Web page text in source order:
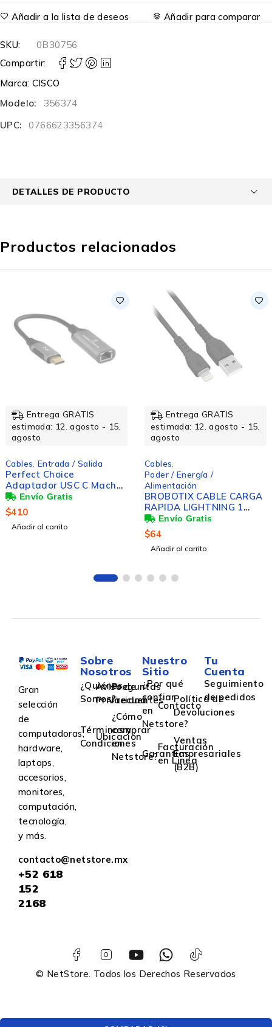
Añadir a la lista de deseos Añadir para comparar
SKU:
0B30756
Compartir:
Marca: CISCO
Modelo:
356374
UPC:
0766623356374
DETALLES DE PRODUCTO
Productos relacionados
Entrega GRATIS
estimada: 12. agosto - 15.
agosto
Cables Entrada / Salida
Perfect Choice
Adaptador USC C Macho
- RJ-45 Macho, Negro
$410
Añadir al carrito
Entrega GRATIS
estimada: 12. agosto - 15.
agosto
Cables
Poder / Energía /
Alimentación
BROBOTIX CABLE CARGA
RAPIDA LIGHTNING 1
METRO COLOR NEGRO ,
Compatible con Apple
iPad iPhone Celular
Telefono - Cable USB 1
Conector Lightning
$64
Añadir al carrito
Gran
selección
de
computadoras,
hardware,
laptops,
accesorios,
monitores,
computación,
tecnología,
y más.
contacto@netstore.mx
+52 618
152
2168
Sobre
Nosotros
¿Quiénes
Somos?
Aviso de
Privacidad
Preguntas
Frecuentes
Términos y
Condiciones
Ubicación
¿Cómo
comprar
en
Netstore?
Nuestro
Sitio
¿Por qué
confiar
en
Netstore?
Contacto
Política de
Devoluciones
Garantías
Facturación
en Linea
Ventas
Empresariales
(B2B)
Tu
Cuenta
Seguimiento
de pedidos
© NetStore. Todos los Derechos Reservados